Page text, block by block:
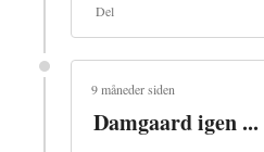
Del
9 måneder siden
Damgaard igen ...